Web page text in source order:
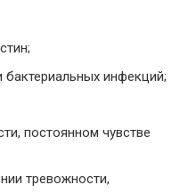
инфекций;
постоянном чувстве
тревожности,